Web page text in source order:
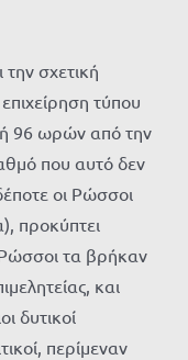
σχετική
τύπου
ή 96 ωρών από την
που αυτό δεν
οι Ρώσσοι
προκύπτει
τα βρήκαν
και
δυτικοί
περίμεναν